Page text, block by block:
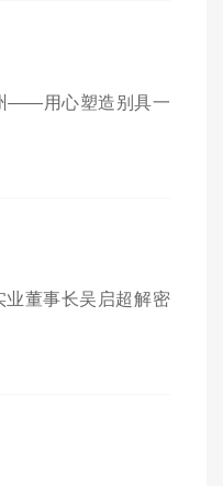
——用心塑造别具一
董事长吴启超解密